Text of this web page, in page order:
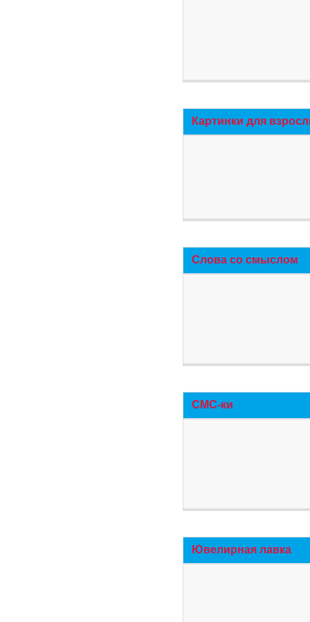
Картинки для
Слова со смыслом
СМС-ки
Ювелирная лавка